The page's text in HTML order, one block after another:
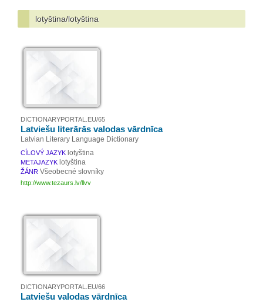
lotyština/lotyština
DICTIONARYPORTAL.EU/65
Latviešu literārās valodas vārdnīca
Latvian Literary Language Dictionary
CÍLOVÝ JAZYK lotyština
METAJAZYK lotyština
ŽÁNR Všeobecné slovníky
http://www.tezaurs.lv/llvv
DICTIONARYPORTAL.EU/66
Latviešu valodas vārdnīca